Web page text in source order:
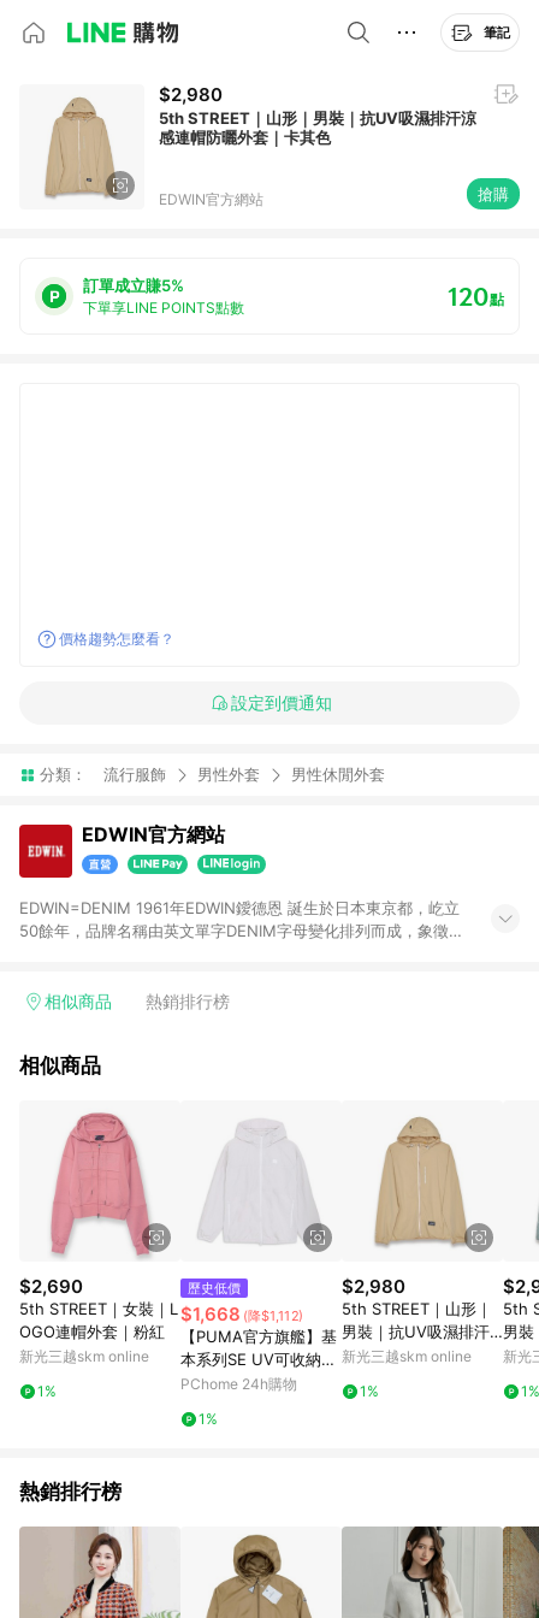
筆記
$2,980
5th STREET｜山形｜男裝｜抗UV吸濕排汗涼
感連帽防曬外套｜卡其色
EDWIN官方網站 搶購
訂單成立賺5%
下單享LINE POINTS點數 120點
價格趨勢怎麼看？
設定到價通知
分類： 流行服飾 男性外套 男性休閒外套
EDWIN官方網站
EDWIN=DENIM 1961年EDWIN鑀德恩 誕生於日本東京都，屹立
50餘年，品牌名稱由英文單字DENIM字母變化排列而成，象徵對
氮』技術，於丹寧褲表面創造更自然的刷色與舒適的觸感，打造
銷售紀錄，自此奠定機能丹寧第一品牌的不敗地位。
相似商品 熱銷排行榜
相似商品
$2,690
5th STREET｜女裝｜L
OGO連帽外套｜粉紅
新光三越skm online
1%
歷史低價
$1,668 (降$1,112)
【PUMA官方旗艦】基
本系列SE UV可收納連
帽風衣外套 男性 6892
PChome 24h購物
1%
$2,980
5th STREET｜山形｜
男裝｜抗UV吸濕排汗
涼感連帽防曬外套｜卡
新光三越skm online
1%
5th
男裝
涼感
新光
1%
熱銷排行榜